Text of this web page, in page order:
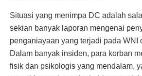
Situasi yang menimpa DC adalah
sekian banyak laporan mengenai
penganiayaan yang terjadi pada WNI
Dalam banyak insiden, para korban
fisik dan psikologis yang mendalam,